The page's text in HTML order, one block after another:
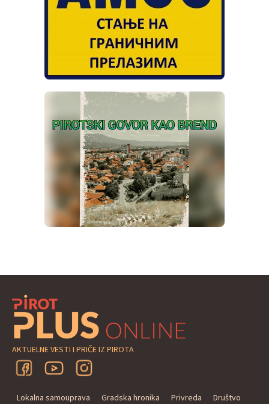
AKTUELNE VESTI I PRIČE IZ PIROTA
Lokalna samouprava Gradska hronika Privreda Društvo